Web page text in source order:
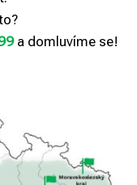
a domluvíme se!